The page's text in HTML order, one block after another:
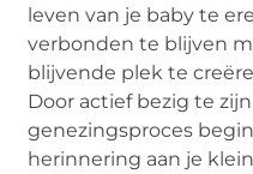
leven van je baby te
verbonden te blijven
blijvende plek te
Door actief bezig te
genezingsproces
herinnering aan je